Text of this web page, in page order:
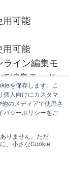
を保存します。こ
個人向けにカスタマ
のメディアで使用さ
バシーポリシーをご
りません。ただ
、小さなCookie
用可能
用可能
ライン編集モ
編集モード
前」時のみ